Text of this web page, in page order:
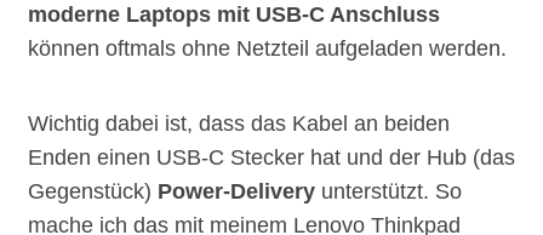
moderne Laptops mit USB-C Anschluss
können oftmals ohne Netzteil aufgeladen werden.
Wichtig dabei ist, dass das Kabel an beiden
Enden einen USB-C Stecker hat und der Hub (das
Gegenstück) Power-Delivery unterstützt. So
mache ich das mit meinem Lenovo Thinkpad